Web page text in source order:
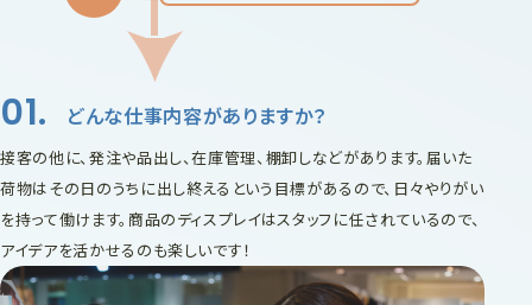
どんな仕事内容がありますか？
接客の他に、発注や品出し、在庫管理、棚卸しなどがあります。届いた
荷物はその日のうちに出し終えるという目標があるので、日々やりがい
を持って働けます。商品のディスプレイはスタッフに任されているので、
アイデアを活かせるのも楽しいです！